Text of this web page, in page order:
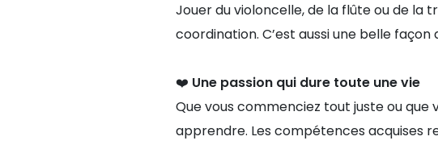
Jouer du violoncelle, de la flûte ou de la
coordination. C’est aussi une belle
❤️ Une passion qui dure toute une vie
Que vous commenciez tout juste ou que
apprendre. Les compétences acquises